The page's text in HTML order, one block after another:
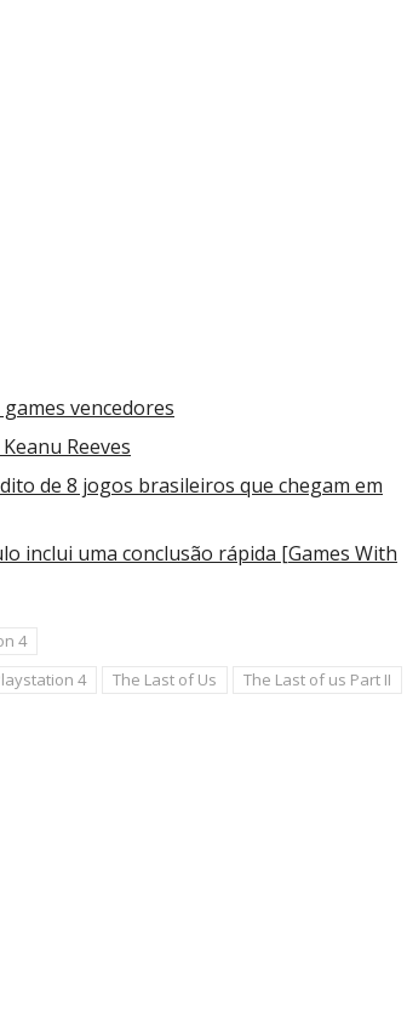
vencedores
Reeves
de 8 jogos brasileiros que chegam em
inclui uma conclusão rápida [Games With
4
4 The Last of Us The Last of us Part II